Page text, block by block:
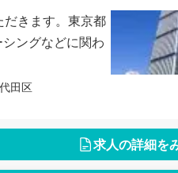
きます。東京都
ングなどに関わ
田区
求人の詳細を